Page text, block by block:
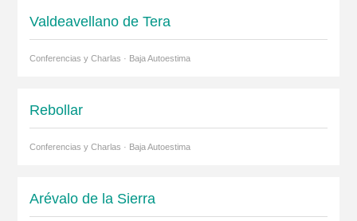
Valdeavellano de Tera
Conferencias y Charlas · Baja Autoestima
Rebollar
Conferencias y Charlas · Baja Autoestima
Arévalo de la Sierra